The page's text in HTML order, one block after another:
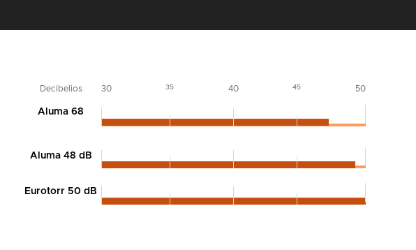
Decibelios 30 35 40 45 50
Aluma 68
Aluma 48 dB
Eurotorr 50 dB